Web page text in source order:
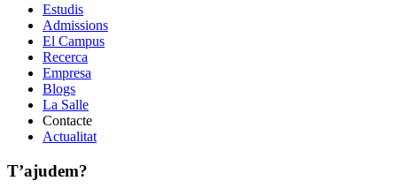
Estudis
Admissions
El Campus
Recerca
Empresa
Blogs
La Salle
Contacte
Actualitat
T’ajudem?